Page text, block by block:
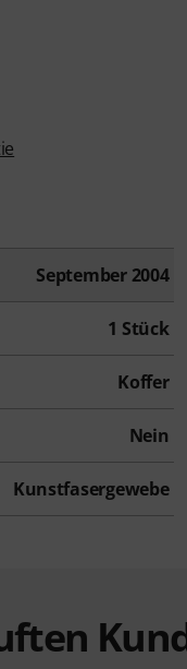
September 2004
1 Stück
Koffer
Nein
Kunstfasergewebe